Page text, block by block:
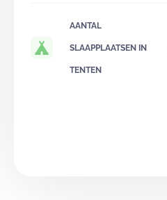
AANTAL
SLAAPPLAATSEN IN
TENTEN